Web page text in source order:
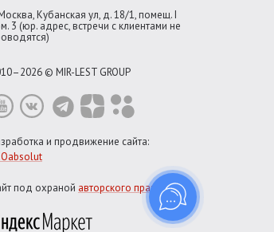
Кубанская ул, д. 18/1, помещ. I
3 (юр. адрес, встречи с клиентами не
© MIR-LEST GROUP
и продвижение сайта:
под охраной авторского права